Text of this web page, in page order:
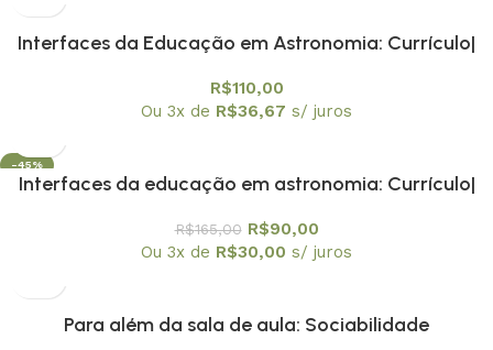
Interfaces da Educação em Astronomia: Currículo|
Volume 1 – Relatos Reflexivos sobre a História da
R$110,00
Ou 3x de R$36,67 s/ juros
-45%
Interfaces da educação em astronomia: Currículo|
Volume 2 Ações dialógicas na Prática de Ensino de
R$165,00 R$90,00
Ou 3x de R$30,00 s/ juros
Para além da sala de aula: Sociabilidade